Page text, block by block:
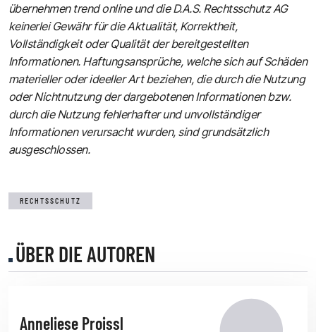
übernehmen trend online und die D.A.S. Rechtsschutz AG
keinerlei Gewähr für die Aktualität, Korrektheit,
Vollständigkeit oder Qualität der bereitgestellten
Informationen. Haftungsansprüche, welche sich auf Schäden
materieller oder ideeller Art beziehen, die durch die Nutzung
oder Nichtnutzung der dargebotenen Informationen bzw.
durch die Nutzung fehlerhafter und unvollständiger
Informationen verursacht wurden, sind grundsätzlich
ausgeschlossen.
RECHTSSCHUTZ
ÜBER DIE AUTOREN
Anneliese Proissl